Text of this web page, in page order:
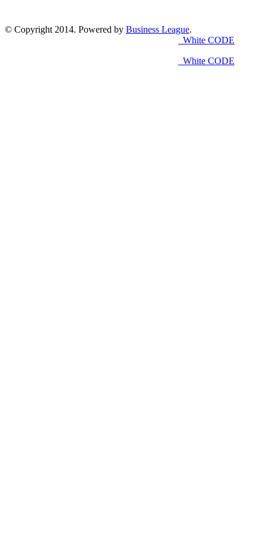
© Copyright 2014. Powered by Business League.
White CODE
White CODE